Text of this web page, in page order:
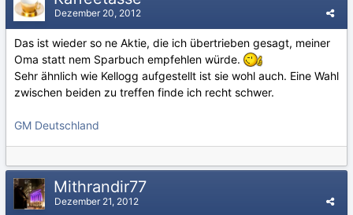
Dezember 20, 2012
Das ist wieder so ne Aktie, die ich übertrieben gesagt, meiner
Oma statt nem Sparbuch empfehlen würde.
Sehr ähnlich wie Kellogg aufgestellt ist sie wohl auch. Eine Wahl
zwischen beiden zu treffen finde ich recht schwer.
GM Deutschland
Mithrandir77
Dezember 21, 2012